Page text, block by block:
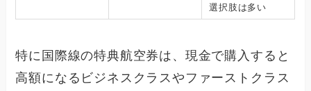
選択肢は多い
特に国際線の特典航空券は、現金で購入すると
高額になるビジネスクラスやファーストクラス